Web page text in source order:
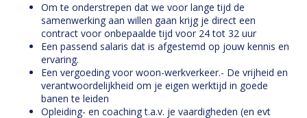
Om te onderstrepen dat we voor lange tijd de
samenwerking aan willen gaan krijg je direct een
contract voor onbepaalde tijd voor 24 tot 32 uur
Een passend salaris dat is afgestemd op jouw kennis en
ervaring.
Een vergoeding voor woon-werkverkeer.- De vrijheid en
verantwoordelijkheid om je eigen werktijd in goede
banen te leiden
Opleiding- en coaching t.a.v. je vaardigheden (en evt